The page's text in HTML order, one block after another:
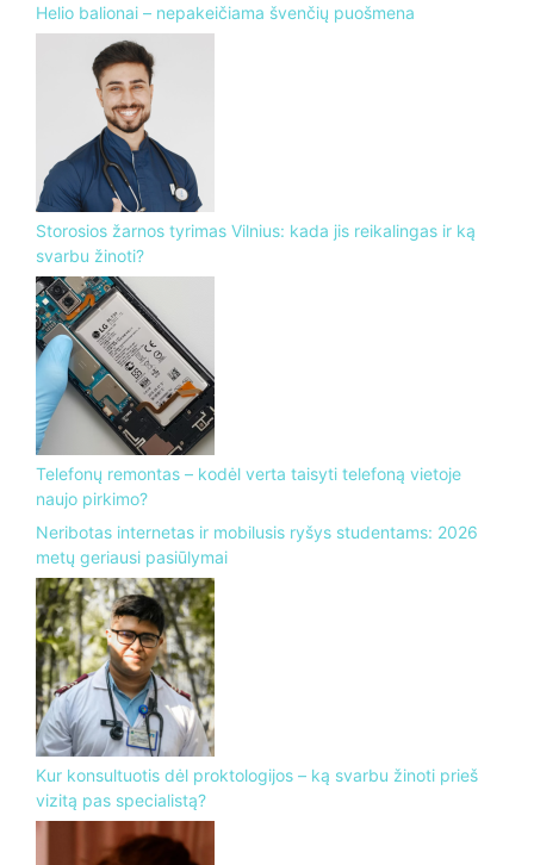
Helio balionai – nepakeičiama švenčių puošmena
Storosios žarnos tyrimas Vilnius: kada jis reikalingas ir ką
svarbu žinoti?
Telefonų remontas – kodėl verta taisyti telefoną vietoje
naujo pirkimo?
Neribotas internetas ir mobilusis ryšys studentams: 2026
metų geriausi pasiūlymai
Kur konsultuotis dėl proktologijos – ką svarbu žinoti prieš
vizitą pas specialistą?